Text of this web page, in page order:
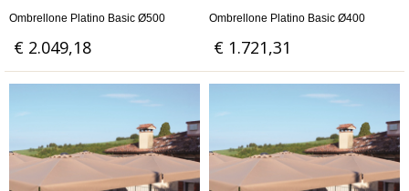
Ombrellone Platino Basic Ø500
€ 2.049,18
Ombrellone Platino Basic Ø400
€ 1.721,31